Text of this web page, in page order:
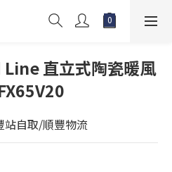
直立式陶瓷暖風
站自取/順豐物流